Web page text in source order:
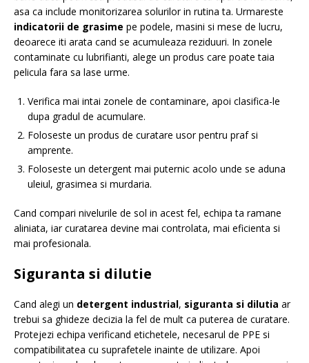
asa ca include monitorizarea solurilor in rutina ta. Urmareste
indicatorii de grasime pe podele, masini si mese de lucru,
deoarece iti arata cand se acumuleaza reziduuri. In zonele
contaminate cu lubrifianti, alege un produs care poate taia
pelicula fara sa lase urme.
Verifica mai intai zonele de contaminare, apoi clasifica-le
dupa gradul de acumulare.
Foloseste un produs de curatare usor pentru praf si
amprente.
Foloseste un detergent mai puternic acolo unde se aduna
uleiul, grasimea si murdaria.
Cand compari nivelurile de sol in acest fel, echipa ta ramane
aliniata, iar curatarea devine mai controlata, mai eficienta si
mai profesionala.
Siguranta si dilutie
Cand alegi un detergent industrial, siguranta si dilutia ar
trebui sa ghideze decizia la fel de mult ca puterea de curatare.
Protejezi echipa verificand etichetele, necesarul de PPE si
compatibilitatea cu suprafetele inainte de utilizare. Apoi